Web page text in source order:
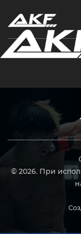
© 2026. При
Нажмите Enter